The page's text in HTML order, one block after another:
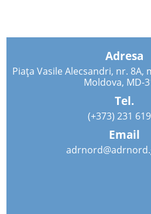
Adresa
Piața Vasile Alecsandri, nr. 8A,
Moldova, MD-
Tel.
(+373) 231
Email